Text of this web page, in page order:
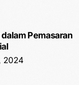
Pemasaran
2024